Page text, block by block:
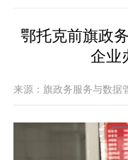
鄂托克前旗政
企业
来源：旗政务服务与数据